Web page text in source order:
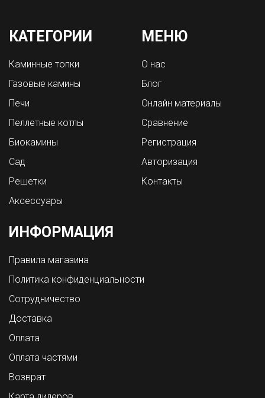
КАТЕГОРИИ
Каминные топки
Газовые камины
Печи
Пеллетные котлы
Биокамины
Сад
Решетки
Аксессуары
МЕНЮ
О нас
Блог
Онлайн материалы
Сравнение
Регистрация
Авторизация
Контакты
ИНФОРМАЦИЯ
Правила магазина
Политика конфиденциальности
Сотрудничество
Доставка
Оплата
Оплата частями
Возврат